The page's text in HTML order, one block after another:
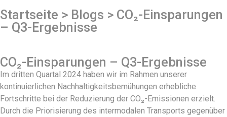
Startseite > Blogs > CO₂-Einsparungen
– Q3-Ergebnisse
CO₂-Einsparungen – Q3-Ergebnisse
Im dritten Quartal 2024 haben wir im Rahmen unserer
kontinuierlichen Nachhaltigkeitsbemühungen erhebliche
Fortschritte bei der Reduzierung der CO₂-Emissionen erzielt.
Durch die Priorisierung des intermodalen Transports gegenüber